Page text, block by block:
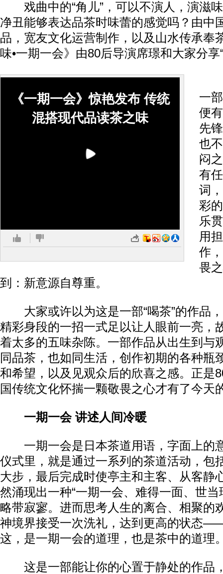
戏曲中的“角儿”，可以不演人，演滋
净丑能够表达品茶时味蕾的感觉吗？由中
品，宽友文化运营制作，以及山水传承奉
味•一期一会》由80后导演席璟和大家分享
《一期一会》惊艳发布 传统
混搭现代品读茶之味
一
便
先
也
闷
有
词
彩
乐
用
作
畏
到：新意源自尊重。
大家或许以为这是一部“喝茶”的作品
精彩身段的一招一式足以让人眼前一亮，
着太多的五味杂陈。一部作品从出生到与
同品茶，也如同生活，创作初期的各种瓶
和希望，以及见观众后的欣喜之感。正是
国传统文化怀揣一颗敬畏之心才有了今天
一期一会 讲述人间冷暖
一期一会是日本茶道用语，字面上的
仪式里，就是通过一系列的茶道活动，包
大步，最后完成时使亭主和主客、从客静
然涌现出一种“一期一会、难得一面、世当
略带寂寥。进而思考人生的离合、相聚的
神境界接受一次洗礼，达到更高的状态
这，是一期一会的道理，也是茶中的道理
这是一部能让你的心置于静处的作品